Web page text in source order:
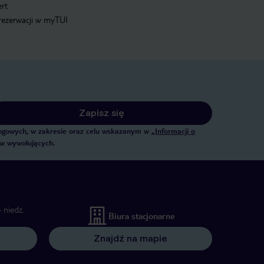
w myTUI
Zapisz się
w zakresie oraz celu wskazanym w „Informacji o
wywołujących.
Biura stacjonarne
Znajdź na mapie